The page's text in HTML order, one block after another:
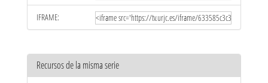
IFRAME:
Recursos de la misma serie